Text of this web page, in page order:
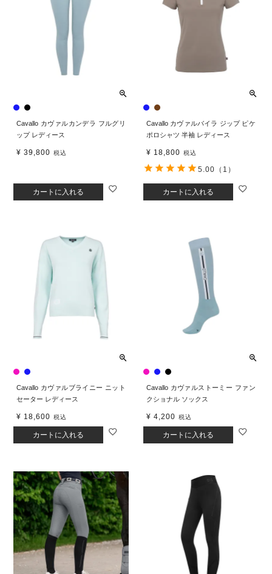
Cavallo カヴァルカンデラ フルグリ
ップ レディース
¥ 39,800 税込
カートに入れる
Cavallo カヴァルバイラ ジップ ピケ
ポロシャツ 半袖 レディース
¥ 18,800 税込
カートに入れる
5.00 （1）
Cavallo カヴァルブライニー ニット
セーター レディース
¥ 18,600 税込
カートに入れる
Cavallo カヴァルストーミー ファン
クショナル ソックス
¥ 4,200 税込
カートに入れる